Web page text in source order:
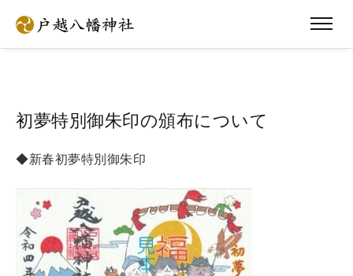
初夢特別御朱印の頒布について
◆新春初夢特別御朱印